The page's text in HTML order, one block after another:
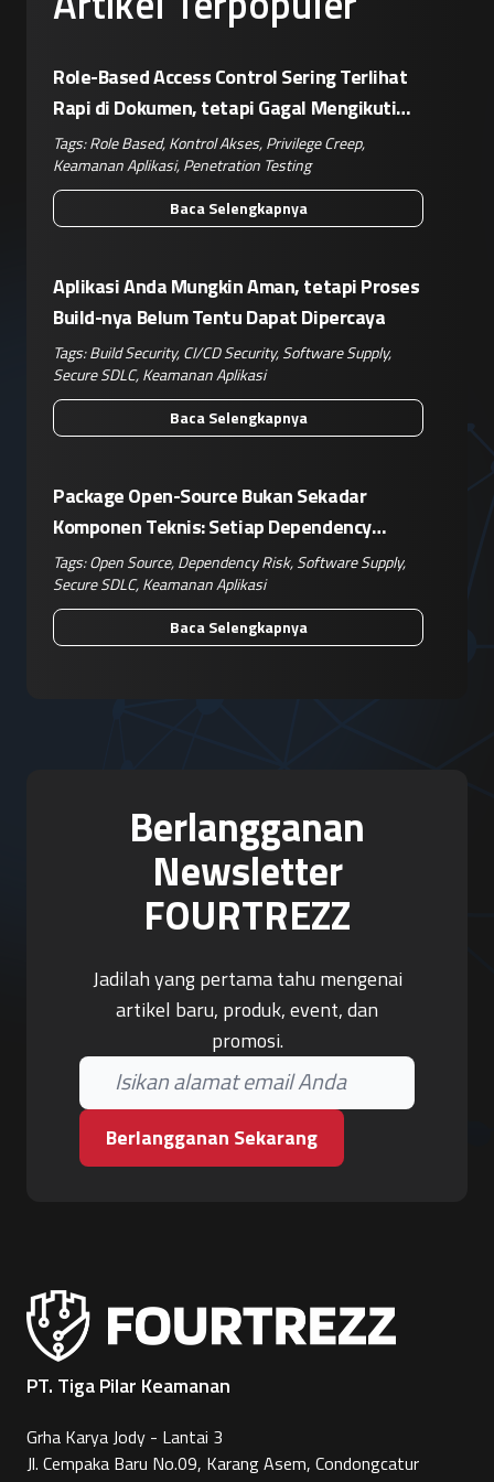
Role-Based Access Control Sering Terlihat
Rapi di Dokumen, tetapi Gagal Mengikuti
Operasional Nyata
Tags:Role Based,Kontrol Akses,Privilege Creep,
Keamanan Aplikasi,Penetration Testing
Baca Selengkapnya
Aplikasi Anda Mungkin Aman, tetapi Proses
Build-nya Belum Tentu Dapat Dipercaya
Tags:Build Security,CI/CD Security,Software Supply,
Secure SDLC,Keamanan Aplikasi
Baca Selengkapnya
Package Open-Source Bukan Sekadar
Komponen Teknis: Setiap Dependency
Adalah Keputusan Risiko Bisnis
Tags:Open Source,Dependency Risk,Software Supply,
Secure SDLC,Keamanan Aplikasi
Baca Selengkapnya
Berlangganan
Newsletter
FOURTREZZ
Jadilah yang pertama tahu mengenai
artikel baru, produk, event, dan
promosi.
Berlangganan Sekarang
PT. Tiga Pilar Keamanan
Grha Karya Jody - Lantai 3
Jl. Cempaka Baru No.09, Karang Asem, Condongcatur